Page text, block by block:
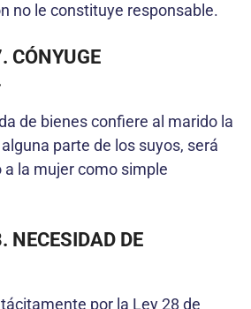
no le constituye responsable.
CÓNYUGE
de bienes confiere al marido la
parte de los suyos, será
la mujer como simple
NECESIDAD DE
por la Ley 28 de